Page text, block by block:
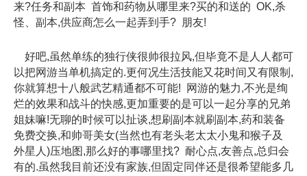
来?任务和副本 首饰和药物从哪里来?买的和送的 OK,杀
怪、副本,供应商怎么一起弄到手? 朋友!
好吧,虽然单练的独行侠很帅很拉风,但毕竟不是人人都可
以把网游当单机搞定的.更何况生活技能又花时间又有限制,
你就算想十八般武艺精通都不可能! 网游的魅力,不光是绚
烂的效果和战斗的快感,更加重要的是可以一起分享的兄弟
姐妹嘛!无聊的时候可以扯谈,想刷副本就刷副本,药和装备
免费交换,和帅哥美女(当然也有老头老太太小鬼和猴子及
外星人)压地图,那么好的事哪里找? 耐心点,友善点,总归会
有的.虽然我目前还没有家族,但固定同伴还是很希望能多几